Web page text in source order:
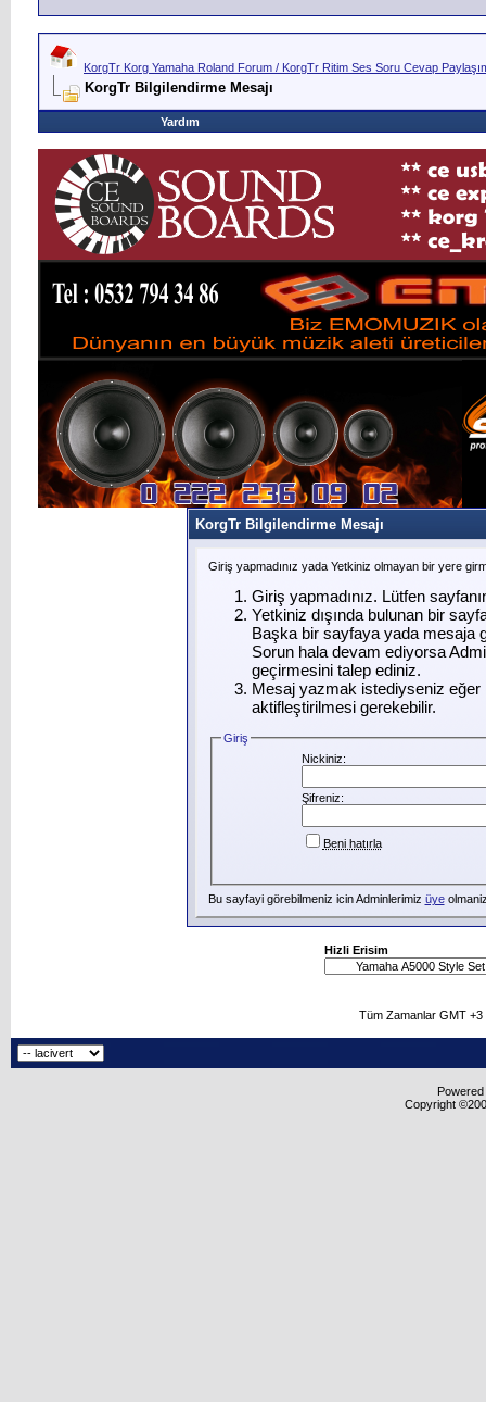
KorgTr Korg Yamaha Roland Forum / KorgTr Ritim Ses Soru Cevap
KorgTr Bilgilendirme Mesajı
Yardım
KorgTr Bilgilendirme Mesajı
Giriş yapmadınız yada Yetkiniz olmayan bir yere
Giriş yapmadınız. Lütfen
Yetkiniz dışında bulunan bir
Başka bir sayfaya yada mesaja
Sorun hala devam ediyorsa
geçirmesini talep ediniz.
Mesaj yazmak istediyseniz eğer
aktifleştirilmesi gerekebilir.
Giriş
Nickiniz:
Şifreniz:
Beni hatırla
Bu sayfayi görebilmeniz icin Adminlerimiz üye
Hizli Erisim
Tüm Zamanlar GMT
Copyright